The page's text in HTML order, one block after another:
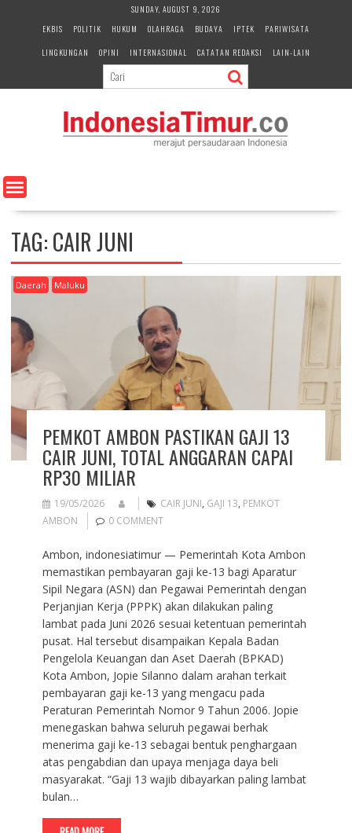
e
n
SUNDAY, AUGUST 9, 2026
EKBIS
POLITIK HUKUM OLAHRAGA BUDAYA IPTEK
PARIWISATA
LINGKUNGAN
OPINI INTERNASIONAL CATATAN REDAKSI LAIN-LAIN
TAG:CAIR JUNI
Daerah Maluku
PEMKOT AMBON PASTIKAN GAJI 13
CAIR JUNI, TOTAL ANGGARAN CAPAI
RP30 MILIAR
19/05/2026 CAIR JUNI, GAJI 13, PEMKOT
AMBON
0 COMMENT
Ambon, indonesiatimur — Pemerintah Kota Ambon
memastikan pembayaran gaji ke-13 bagi Aparatur
Sipil Negara (ASN) dan Pegawai Pemerintah dengan
Perjanjian Kerja (PPPK) akan dilakukan paling
lambat pada Juni 2026 sesuai ketentuan pemerintah
pusat. Hal tersebut disampaikan Kepala Badan
Pengelola Keuangan dan Aset Daerah (BPKAD)
Kota Ambon, Jopie Silanno dalam arahan terkait
pembayaran gaji ke-13 yang mengacu pada
Peraturan Pemerintah Nomor 9 Tahun 2006. Jopie
menegaskan bahwa seluruh pegawai berhak
menerima gaji ke-13 sebagai bentuk penghargaan
atas pengabdian dan upaya menjaga daya beli
masyarakat. “Gaji 13 wajib dibayarkan paling lambat
bulan…